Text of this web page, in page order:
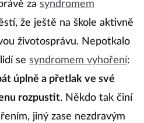
za syndromem
že ještě na škole aktivně
životosprávu. Nepotkalo
se syndromem vyhoření:
úplně a přetlak ve své
rozpustit. Někdo tak činí
jiný zase nezdravým